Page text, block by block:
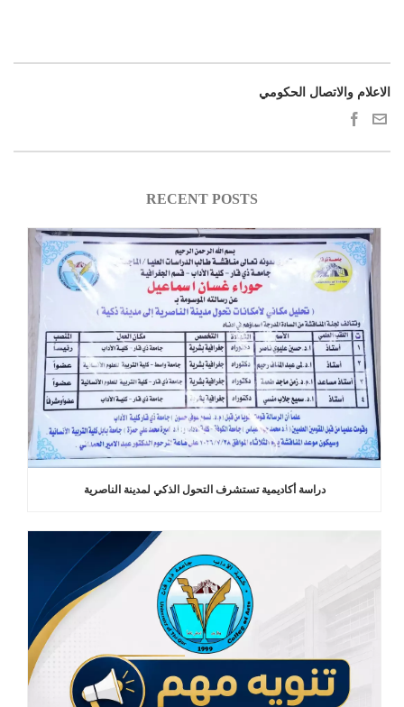
الاعلام والاتصال الحكومي
RECENT POSTS
دراسة أكاديمية تستشرف التحول الذكي لمدينة الناصرية